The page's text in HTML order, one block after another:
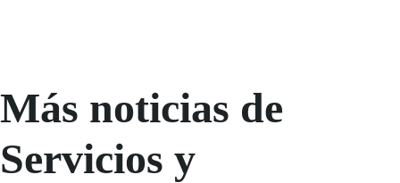
Más noticias de
Servicios y